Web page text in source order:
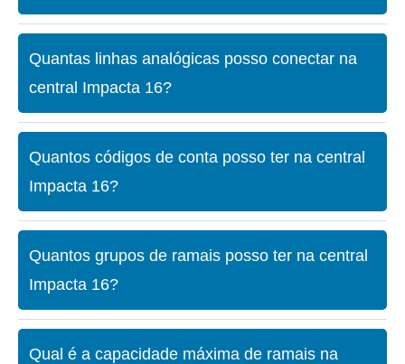
Quantas linhas analógicas posso conectar na
central Impacta 16?
Quantos códigos de conta posso ter na central
Impacta 16?
Quantos grupos de ramais posso ter na central
Impacta 16?
Qual é a capacidade máxima de ramais na